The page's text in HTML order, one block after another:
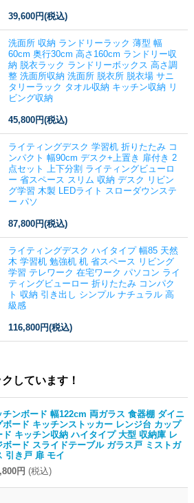
39,600円(税込)
洗面所 収納 ランドリーラック 薄型 幅
60cm 奥行30cm 高さ160cm ランドリー収
納 脱衣ラック ランドリーボックス 高さ調
整 洗面所収納 洗面所 脱衣所 脱衣場 サニ
タリーラック タオル収納 キッチン収納 リ
ビング収納
45,800円(税込)
ライティングデスク 学習机 折りたたみ コ
ンパクト 幅90cm デスク+上置き 扉付き 2
点セット 上下分割 ライティングビューロ
ー 省スペース スリム 収納 デスク リビン
グ学習 木製 LEDライト スローダウンステ
ー パソ
87,800円(税込)
ライティングデスク ハイタイプ 幅85 天然
木 学習机 勉強机 机 省スペース リビング
学習 テレワーク 在宅ワーク パソコン ライ
ティングビューロー 折りたたみ コンパク
ト 収納 引き出し シンプル ナチュラル 高
級感
116,800円(税込)
しています！
チンボード 幅122cm 両ガラス 食器棚 ダイニ
ボード キッチンストッカー レンジ台 カップ
ド キッチン収納 ハイタイプ 大型 収納庫 レ
ボード スライドテーブル ガラス戸 ミストガ
引き戸 扉 モイ
円 (税込)